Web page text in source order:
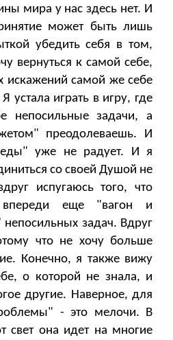
мира у нас здесь нет. И
может быть лишь
убедить себя в том,
вернуться к самой себе,
искажений самой же себе
устала играть в игру, где
непосильные задачи, а
преодолеваешь. И
уже не радует. И я
со своей Душой не
испугаюсь того, что
еще "вагон и
задач. Вдруг
что не хочу больше
Конечно, я также вижу
о которой не знала, и
другие. Наверное, для
- это мелочи. В
свет она идет на многие